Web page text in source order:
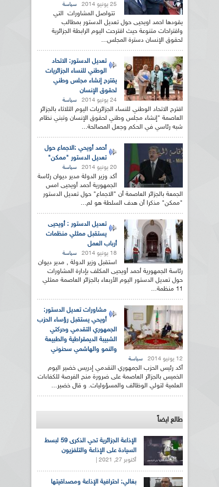
25 يونيو 2014 سياسة
تتواصل المشاورات التي
يقودها احمد اويحيى حول تعديل الدستور بمطالب
واقتراحات متنوعة حيث اقترحت اليوم الرابطة الجزائرية
لحقوق الإنسان دسترة المجلس...
تعديل الدستور: الاتحاد
الوطني للنساء الجزائريات
يقترح إنشاء مجلس وطني
لحقوق الإنسان
24 يونيو 2014 سياسة
اقترح الاتحاد الوطني للنساء الجزائريات اليوم الثلاثاء بالجزائر
العاصمة "إنشاء مجلس وطني لحقوق الإنسان وتبني نظام
شبه رئاسي في الحكم وجعل المصالحة...
أحمد أويحي :الاجماع حول
تعديل الدستور "ممكن"
20 يونيو 2014 سياسة
أكد وزير الدولة مدير ديوان رئاسة
الجمهورية أحمد أويحيى امس
الجمعة بالجزائر العاصمة أن "الاجماع" حول تعديل الدستور
"ممكن" مذكرا أن هدف السلطة هو لم...
تعديل الدستور : أويحيى
يستقبل ممثلي منظمات
أرباب العمل
18 يونيو 2014 سياسة
استقبل وزير الدولة , مدير ديوان
رئاسة الجمهورية أحمد أويحيى المكلف بإدارة المشاورات
حول تعديل الدستور اليوم الأربعاء بالجزائر العاصمة ممثلي
11 منظمة...
مشاورات تعديل الدستور:
أويحي يستقبل رؤساء الحزب
الجمهوري التقدمي وحركتي
الشبيبة الديمقراطية والطبيعة
والنمو والهاشمي سحنوني
12 يونيو 2014 سياسة
أكد رئيس الحزب الجمهوري التقدمي إدريس خضير اليوم
الخميس بالجزائر العاصمة على ضرورة منح الفرصة للكفاءات
العلمية لتولي الوظائف والمسؤوليات. و قال خضير...
طالع ايضاً
الإذاعة الجزائرية تحي الذكرى 59 لبسط
السيادة على الإذاعة والتلفزيون
أكتوبر 27, 2021 |
بغالي: احترافية الإذاعة ومصداقيتها